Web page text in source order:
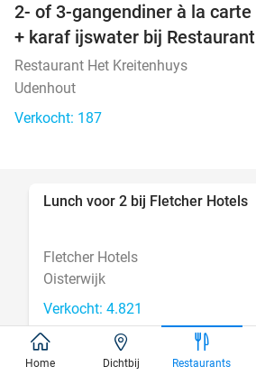
2- of 3-gangendiner à la
+ karaf ijswater bij
Restaurant Het Kreitenhuys
Udenhout
Verkocht: 187
Lunch voor 2 bij Fletcher Hotels
Fletcher Hotels
Oisterwijk
Verkocht: 4.821
Home Dichtbij Restaurants